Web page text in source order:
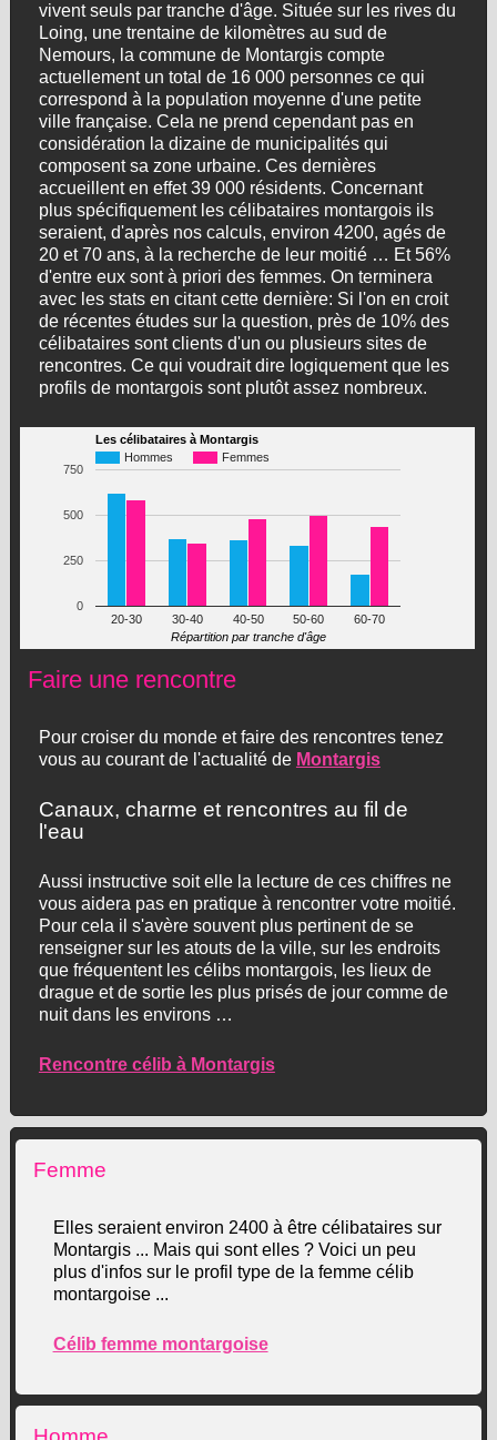
vivent seuls par tranche d'âge. Située sur les rives du
Loing, une trentaine de kilomètres au sud de
Nemours, la commune de Montargis compte
actuellement un total de 16 000 personnes ce qui
correspond à la population moyenne d'une petite
ville française. Cela ne prend cependant pas en
considération la dizaine de municipalités qui
composent sa zone urbaine. Ces dernières
accueillent en effet 39 000 résidents. Concernant
plus spécifiquement les célibataires montargois ils
seraient, d'après nos calculs, environ 4200, agés de
20 et 70 ans, à la recherche de leur moitié … Et 56%
d'entre eux sont à priori des femmes. On terminera
avec les stats en citant cette dernière: Si l'on en croit
de récentes études sur la question, près de 10% des
célibataires sont clients d'un ou plusieurs sites de
rencontres. Ce qui voudrait dire logiquement que les
profils de montargois sont plutôt assez nombreux.
Les célibataires à Montargis
Hommes
Femmes
20-30 30-40 40-50 50-60 60-70
0
250
500
750
Répartition par tranche d'âge
Faire une rencontre
Pour croiser du monde et faire des rencontres tenez
vous au courant de l'actualité de Montargis
Canaux, charme et rencontres au fil de
l'eau
Aussi instructive soit elle la lecture de ces chiffres ne
vous aidera pas en pratique à rencontrer votre moitié.
Pour cela il s'avère souvent plus pertinent de se
renseigner sur les atouts de la ville, sur les endroits
que fréquentent les célibs montargois, les lieux de
drague et de sortie les plus prisés de jour comme de
nuit dans les environs …
Rencontre célib à Montargis
Femme
Elles seraient environ 2400 à être célibataires sur
Montargis ... Mais qui sont elles ? Voici un peu
plus d'infos sur le profil type de la femme célib
montargoise ...
Célib femme montargoise